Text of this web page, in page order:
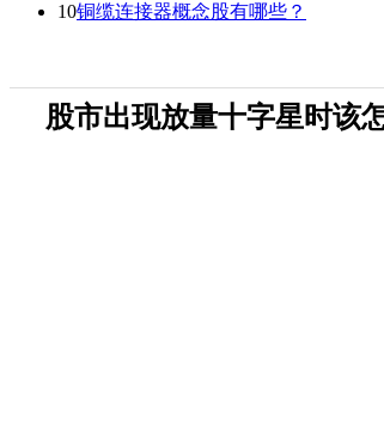
10铜缆连接器概念股有哪些？
股市出现放量十字星时该